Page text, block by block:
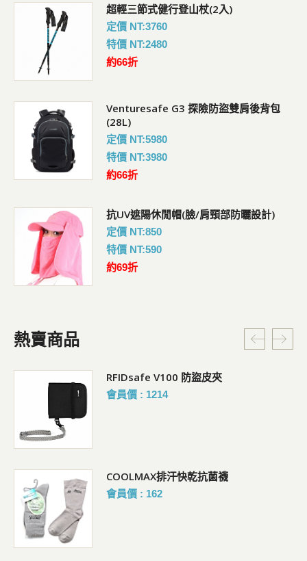
超輕三節式健行登山杖(2入)
定價 NT:3760
特價 NT:2480
約66折
Venturesafe G3 探險防盜雙肩後背包
(28L)
定價 NT:5980
特價 NT:3980
約66折
抗UV遮陽休閒帽(臉/肩頸部防曬設計)
定價 NT:850
特價 NT:590
約69折
熱賣商品
RFIDsafe V100 防盜皮夾
會員價 : 1214
COOLMAX排汗快乾抗菌襪
會員價 : 162